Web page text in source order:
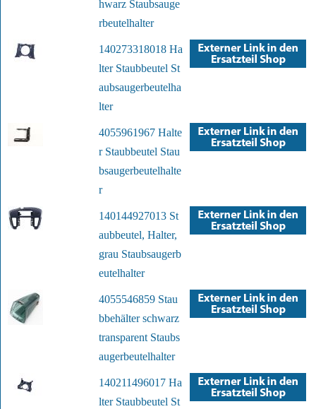
hwarz Staubsauge
rbeutelhalter
140273318018 Ha
lter Staubbeutel St
aubsaugerbeutelha
lter
4055961967 Halte
r Staubbeutel Stau
bsaugerbeutelhalte
r
140144927013 St
aubbeutel, Halter,
grau Staubsaugerb
eutelhalter
4055546859 Stau
bbehälter schwarz
transparent Staubs
augerbeutelhalter
140211496017 Ha
lter Staubbeutel St